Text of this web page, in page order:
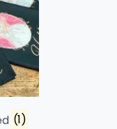
(1)